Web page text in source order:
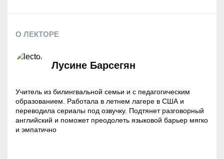
О ЛЕКТОРЕ
Лусине Барсегян
Учитель из билингвальной семьи и с педагогическим
образованием. Работала в летнем лагере в США и
переводила сериалы под озвучку. Подтянет разговорный
английский и поможет преодолеть языковой барьер мягко
и эмпатично